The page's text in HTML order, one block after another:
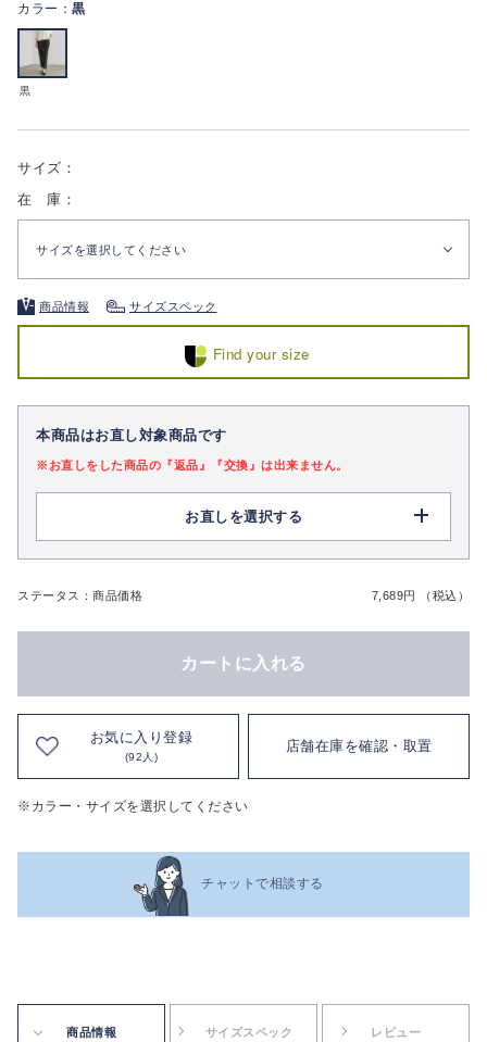
カラー： 黒
黒
サイズ：
在 庫：
サイズを選択してください
商品情報 サイズスペック
Find your size
本商品はお直し対象商品です
※お直しをした商品の『返品』『交換』は出来ません。
お直しを選択する
ステータス：商品価格 7,689円 （税込）
カートに入れる
お気に入り登録
(92人)
店舗在庫を確認・取置
※カラー・サイズを選択してください
チャットで相談する
商品情報 サイズスペック レビュー